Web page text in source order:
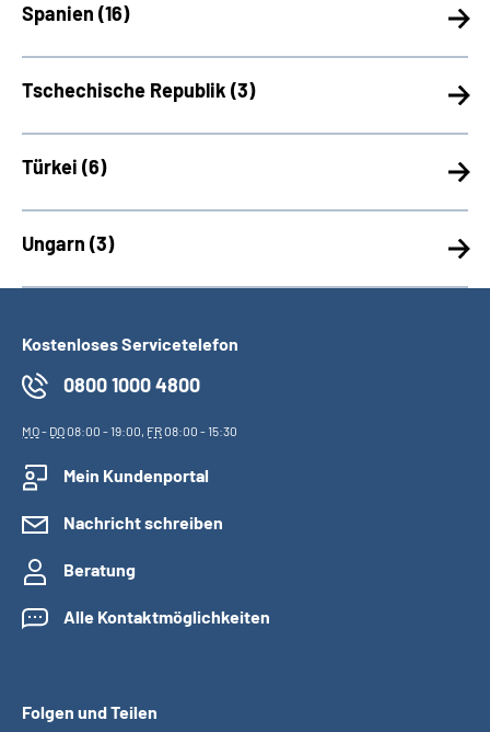
Spanien (16)
Tschechische Republik (3)
Türkei (6)
Ungarn (3)
Kostenloses Servicetelefon
0800 1000 4800
MO- DO08:00 - 19:00, FR08:00 - 15:30
Mein Kundenportal
Nachricht schreiben
Beratung
Alle Kontaktmöglichkeiten
Folgen und Teilen